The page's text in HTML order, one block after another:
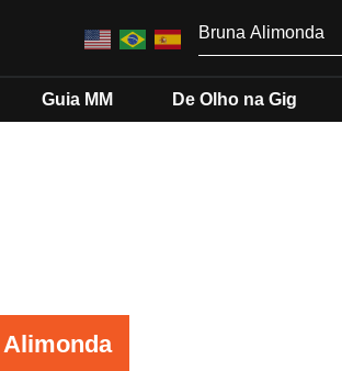
Guia MM De Olho na Gig